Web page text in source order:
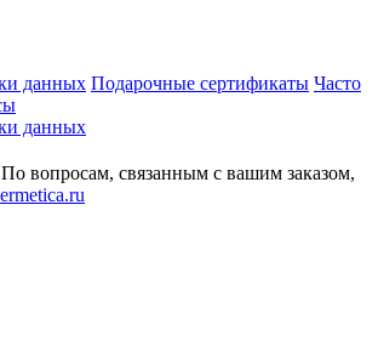
данных Подарочные сертификаты Часто
данных
По вопросам, связанным с вашим заказом,